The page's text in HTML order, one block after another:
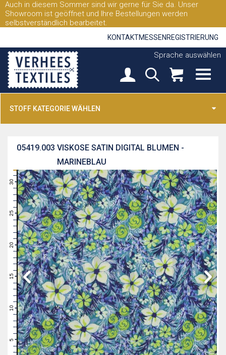
Auch in diesem Sommer sind wir gerne für Sie da. Unser
Showroom ist geöffnet und Ihre Bestellungen werden
selbstverständlich bearbeitet.
KONTAKTMESSEN REGISTRIERUNG
Sprache auswählen
STOFF KATEGORIE WÄHLEN
VISKOSE SATIN DIGITAL BLUMEN -
MARINEBLAU
05419.003
3
4
5
6
7
8
9
10
11
12
13
14
15
16
17
18
19
20
21
22
23
24
25
26
27
28
29
30
31